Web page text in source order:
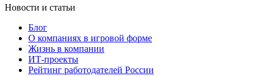
Новости и статьи
Блог
О компаниях в игровой форме
Жизнь в компании
ИТ-проекты
Рейтинг работодателей России